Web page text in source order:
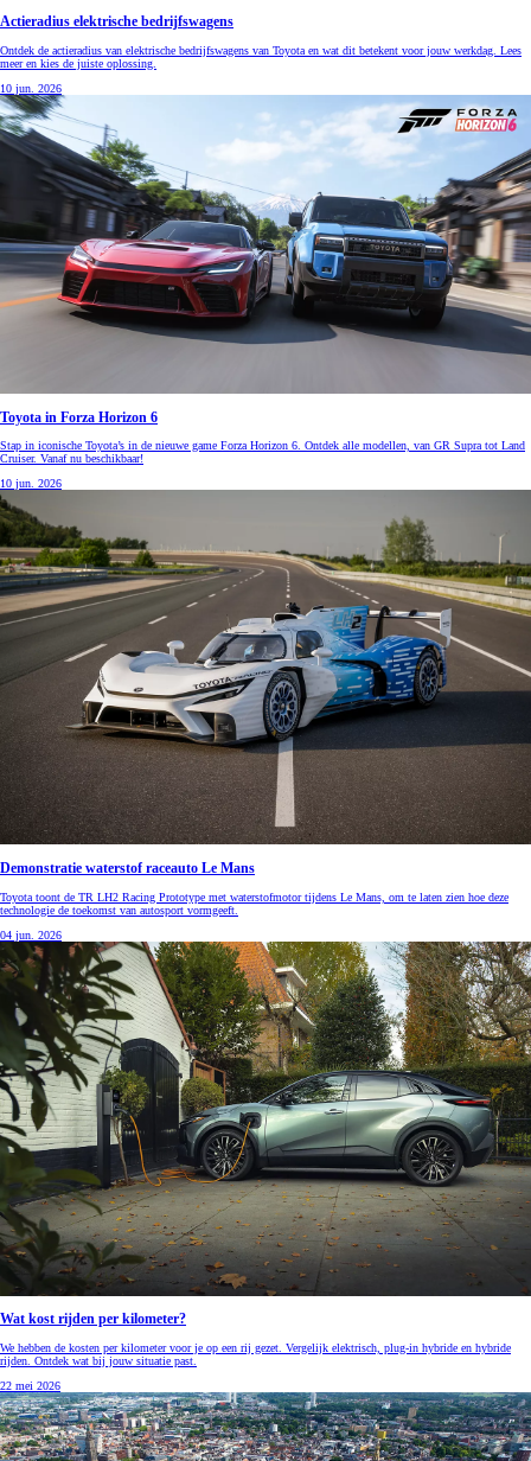
Actieradius elektrische bedrijfswagens
Ontdek de actieradius van elektrische bedrijfswagens van Toyota en wat dit betekent voor jouw werkdag. Lees
meer en kies de juiste oplossing.
10 jun. 2026
Toyota in Forza Horizon 6
Stap in iconische Toyota’s in de nieuwe game Forza Horizon 6. Ontdek alle modellen, van GR Supra tot Land
Cruiser. Vanaf nu beschikbaar!
10 jun. 2026
Demonstratie waterstof raceauto Le Mans
Toyota toont de TR LH2 Racing Prototype met waterstofmotor tijdens Le Mans, om te laten zien hoe deze
technologie de toekomst van autosport vormgeeft.
04 jun. 2026
Wat kost rijden per kilometer?
We hebben de kosten per kilometer voor je op een rij gezet. Vergelijk elektrisch, plug-in hybride en hybride
rijden. Ontdek wat bij jouw situatie past.
22 mei 2026